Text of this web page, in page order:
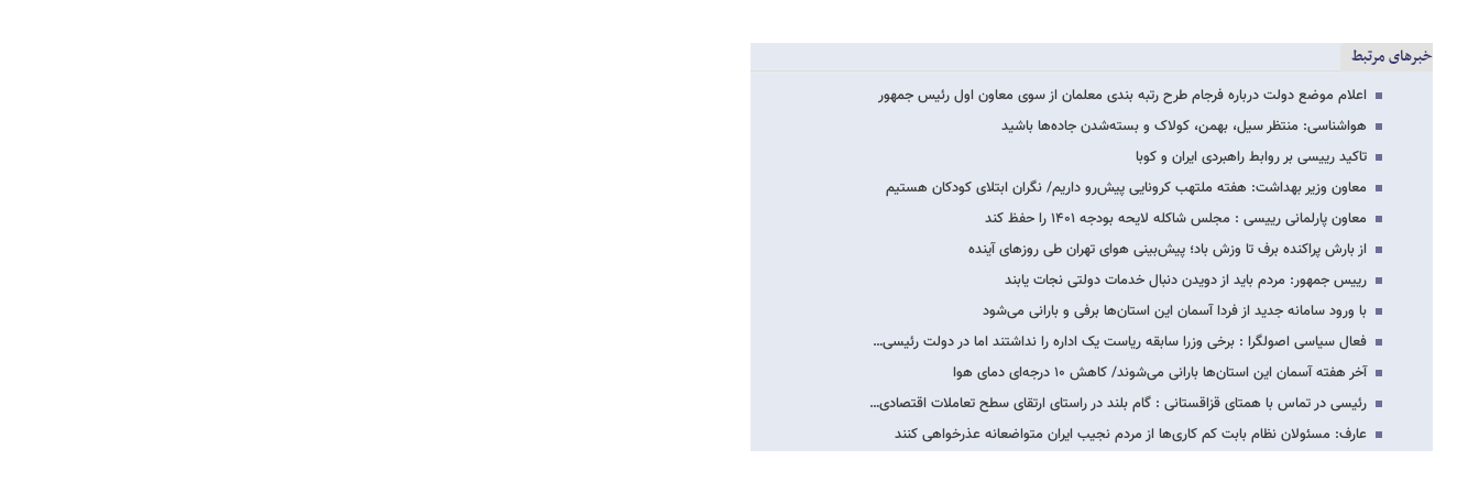
خبرهای مرتبط
اعلام موضع دولت درباره فرجام طرح رتبه بندی معلمان از سوی معاون اول رئیس جمهور
هواشناسی: منتظر سیل، بهمن، کولاک و بسته‌شدن جاده‌ها باشید
تاکید رییسی بر روابط راهبردی ایران و کوبا
معاون وزیر بهداشت: هفته ملتهب کرونایی پیش‌رو داریم/ نگران ابتلای کودکان هستیم
معاون پارلمانی رییسی : مجلس شاکله لایحه بودجه ۱۴۰۱ را حفظ کند
از بارش پراکنده برف تا وزش باد؛ پیش‌بینی هوای تهران طی روزهای آینده
رییس جمهور: مردم باید از دویدن دنبال خدمات دولتی نجات یابند
با ورود سامانه جدید از فردا آسمان این استان‌ها برفی و بارانی می‌شود
فعال سیاسی اصولگرا : برخی وزرا سابقه ریاست یک اداره را نداشتند اما در دولت رئیسی…
آخر هفته آسمان این استان‌ها بارانی می‌شوند/ کاهش ۱۰ درجه‌ای دمای هوا
رئیسی در تماس با همتای قزاقستانی : گام بلند در راستای ارتقای سطح تعاملات اقتصادی…
عارف: مسئولان نظام بابت کم کاری‌ها از مردم نجیب ایران متواضعانه عذرخواهی کنند